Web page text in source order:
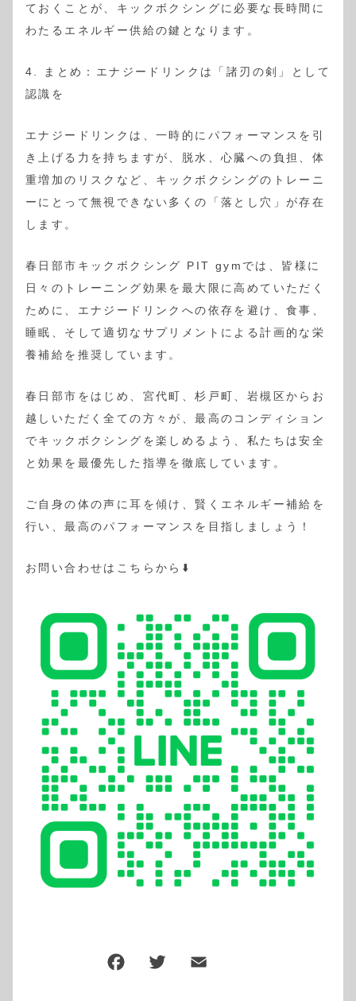
ておくことが、キックボクシングに必要な長時間に
わたるエネルギー供給の鍵となります。
4. まとめ：エナジードリンクは「諸刃の剣」として
認識を
エナジードリンクは、一時的にパフォーマンスを引
き上げる力を持ちますが、脱水、心臓への負担、体
重増加のリスクなど、キックボクシングのトレーニ
ーにとって無視できない多くの「落とし穴」が存在
します。
春日部市キックボクシング PIT gymでは、皆様に
日々のトレーニング効果を最大限に高めていただく
ために、エナジードリンクへの依存を避け、食事、
睡眠、そして適切なサプリメントによる計画的な栄
養補給を推奨しています。
春日部市をはじめ、宮代町、杉戸町、岩槻区からお
越しいただく全ての方々が、最高のコンディション
でキックボクシングを楽しめるよう、私たちは安全
と効果を最優先した指導を徹底しています。
ご自身の体の声に耳を傾け、賢くエネルギー補給を
行い、最高のパフォーマンスを目指しましょう！
お問い合わせはこちらから⬇️